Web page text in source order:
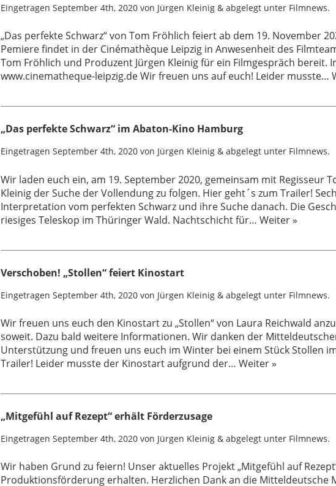
Eingetragen September 4th, 2020von Jürgen Kleinig &abgelegt unter Filmnews.
„Das perfekte Schwarz“ von Tom Fröhlich feiert ab dem 19. November
Pemiere findet in der Cinémathèque Leipzig in Anwesenheit des
Tom Fröhlich und Produzent Jürgen Kleinig für ein Filmgespräch bereit.
www.cinematheque-leipzig.de Wir freuen uns auf euch! Leider musste…
„Das perfekte Schwarz“ im Abaton-Kino Hamburg
Eingetragen September 4th, 2020von Jürgen Kleinig &abgelegt unter Filmnews.
Wir laden euch ein, am 19. September 2020, gemeinsam mit Regisseur
Kleinig der Suche der Vollendung zu folgen. Hier geht´s zum Trailer!
Interpretation vom perfekten Schwarz und ihre Suche danach. Die
riesiges Teleskop im Thüringer Wald. Nachtschicht für… Weiter »
Verschoben! „Stollen“ feiert Kinostart
Eingetragen September 4th, 2020von Jürgen Kleinig &abgelegt unter Filmnews.
Wir freuen uns euch den Kinostart zu „Stollen“ von Laura Reichwald
soweit. Dazu bald weitere Informationen. Wir danken der
Unterstützung und freuen uns euch im Winter bei einem Stück Stollen
Trailer! Leider musste der Kinostart aufgrund der… Weiter »
„Mitgefühl auf Rezept“ erhält Förderzusage
Eingetragen September 4th, 2020von Jürgen Kleinig &abgelegt unter Filmnews.
Wir haben Grund zu feiern! Unser aktuelles Projekt „Mitgefühl auf
Produktionsförderung erhalten. Herzlichen Dank an die Mitteldeutsche